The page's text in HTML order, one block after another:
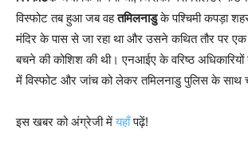
विस्फोट तब हुआ जब वहतमिलनाडुके पश्चिमी कपड़ा
मंदिर के पास से जा रहा था और उसने कथित तौर पर
बचने की कोशिश की थी। एनआईए के वरिष्ठ
में विस्फोट और जांच को लेकर तमिलनाडु पुलिस के साथ
इस खबर को अंग्रेजी मेंयहाँपढ़ें!